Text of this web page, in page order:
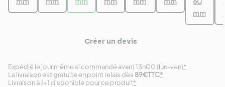
mm
Créer un devis
Expédié le jour même si commandé avant 13h00 (lun-ven)*
Livraison à J+1 disponible pour ce produit*
La livraison est gratuite en point relais dès 89€TTC*